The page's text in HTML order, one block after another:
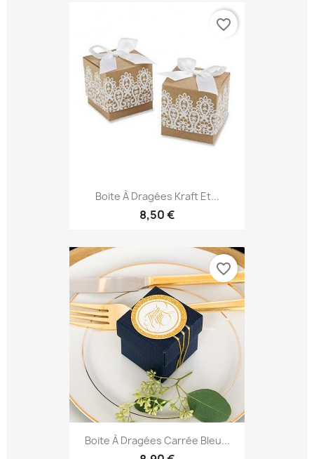
Boite À Dragées Kraft Et...
8,50 €
favorite_border
Boite À Dragées Carrée Bleu...
favorite_border